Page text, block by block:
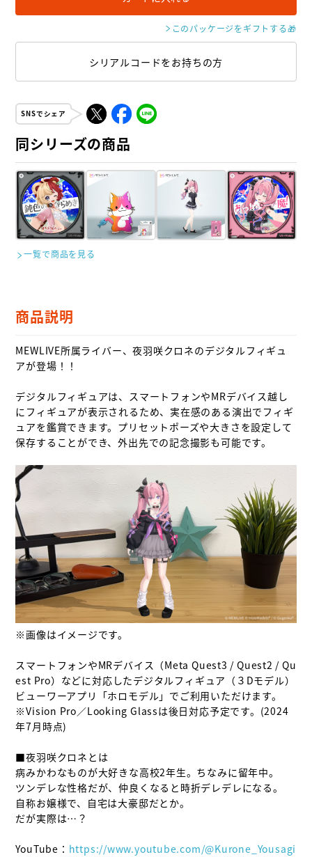
このパッケージをギフトする🎁
シリアルコードをお持ちの方
SNSでシェア
同シリーズの商品
一覧で商品を見る
商品説明
MEWLIVE所属ライバー、夜羽咲クロネのデジタルフィギュ
アが登場！！
デジタルフィギュアは、スマートフォンやMRデバイス越し
にフィギュアが表示されるため、実在感のある演出でフィギ
ュアを鑑賞できます。プリセットポーズや大きさを設定して
保存することができ、外出先での記念撮影も可能です。
※画像はイメージです。
スマートフォンやMRデバイス（Meta Quest3 / Quest2 / Qu
est Pro）などに対応したデジタルフィギュア（３Dモデル）
ビューワーアプリ「ホロモデル」でご利用いただけます。
※Vision Pro／Looking Glassは後日対応予定です。(2024
年7月時点)
■夜羽咲クロネとは
病みかわなものが大好きな高校2年生。ちなみに留年中。
ツンデレな性格だが、仲良くなると時折デレデレになる。
自称お嬢様で、自宅は大豪邸だとか。
だが実際は…？
YouTube： https://www.youtube.com/@Kurone_Yousagi